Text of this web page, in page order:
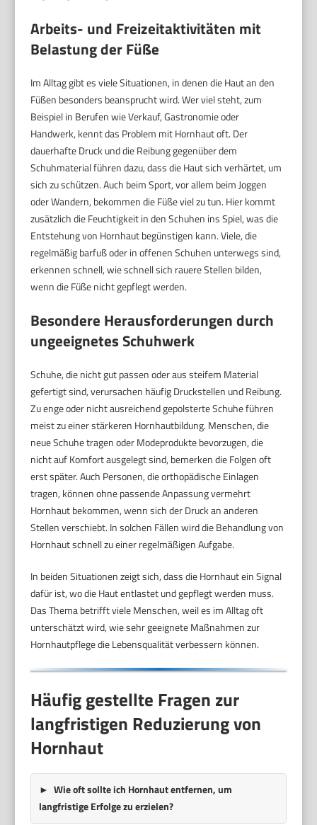
Arbeits- und Freizeitaktivitäten mit
Belastung der Füße
Im Alltag gibt es viele Situationen, in denen die Haut an den
Füßen besonders beansprucht wird. Wer viel steht, zum
Beispiel in Berufen wie Verkauf, Gastronomie oder
Handwerk, kennt das Problem mit Hornhaut oft. Der
dauerhafte Druck und die Reibung gegenüber dem
Schuhmaterial führen dazu, dass die Haut sich verhärtet, um
sich zu schützen. Auch beim Sport, vor allem beim Joggen
oder Wandern, bekommen die Füße viel zu tun. Hier kommt
zusätzlich die Feuchtigkeit in den Schuhen ins Spiel, was die
Entstehung von Hornhaut begünstigen kann. Viele, die
regelmäßig barfuß oder in offenen Schuhen unterwegs sind,
erkennen schnell, wie schnell sich rauere Stellen bilden,
wenn die Füße nicht gepflegt werden.
Besondere Herausforderungen durch
ungeeignetes Schuhwerk
Schuhe, die nicht gut passen oder aus steifem Material
gefertigt sind, verursachen häufig Druckstellen und Reibung.
Zu enge oder nicht ausreichend gepolsterte Schuhe führen
meist zu einer stärkeren Hornhautbildung. Menschen, die
neue Schuhe tragen oder Modeprodukte bevorzugen, die
nicht auf Komfort ausgelegt sind, bemerken die Folgen oft
erst später. Auch Personen, die orthopädische Einlagen
tragen, können ohne passende Anpassung vermehrt
Hornhaut bekommen, wenn sich der Druck an anderen
Stellen verschiebt. In solchen Fällen wird die Behandlung von
Hornhaut schnell zu einer regelmäßigen Aufgabe.
In beiden Situationen zeigt sich, dass die Hornhaut ein Signal
dafür ist, wo die Haut entlastet und gepflegt werden muss.
Das Thema betrifft viele Menschen, weil es im Alltag oft
unterschätzt wird, wie sehr geeignete Maßnahmen zur
Hornhautpflege die Lebensqualität verbessern können.
Häufig gestellte Fragen zur
langfristigen Reduzierung von
Hornhaut
Wie oft sollte ich Hornhaut entfernen, um
langfristige Erfolge zu erzielen?